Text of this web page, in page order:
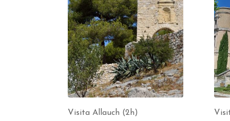
Visita Allauch (2h)